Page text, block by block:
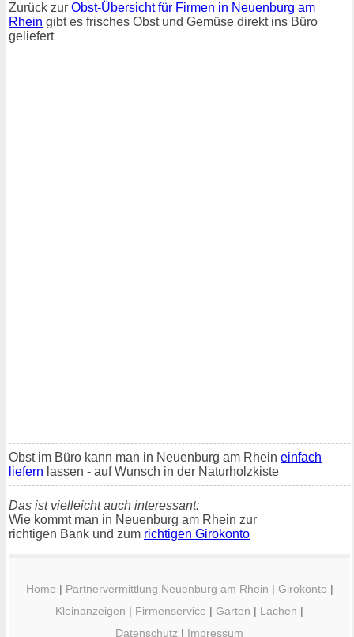
Zurück zur Obst-Übersicht für Firmen in Neuenburg am
Rhein gibt es frisches Obst und Gemüse direkt ins Büro
geliefert
Obst im Büro kann man in Neuenburg am Rhein einfach
liefern lassen - auf Wunsch in der Naturholzkiste
Das ist vielleicht auch interessant:
Wie kommt man in Neuenburg am Rhein zur
richtigen Bank und zum richtigen Girokonto
Home | Partnervermittlung Neuenburg am Rhein | Girokonto |
Kleinanzeigen | Firmenservice | Garten | Lachen |
Datenschutz | Impressum